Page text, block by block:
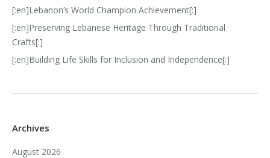
[:en]Lebanon’s World Champion Achievement[:]
[:en]Preserving Lebanese Heritage Through Traditional
Crafts[:]
[:en]Building Life Skills for Inclusion and Independence[:]
Archives
August 2026